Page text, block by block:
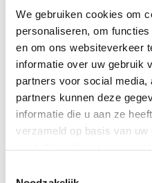
We gebruiken cookies om
personaliseren, om
en om ons websiteverkeer
informatie over uw gebruik
partners voor social
partners kunnen deze
informatie die u aan ze
verzameld op basis van